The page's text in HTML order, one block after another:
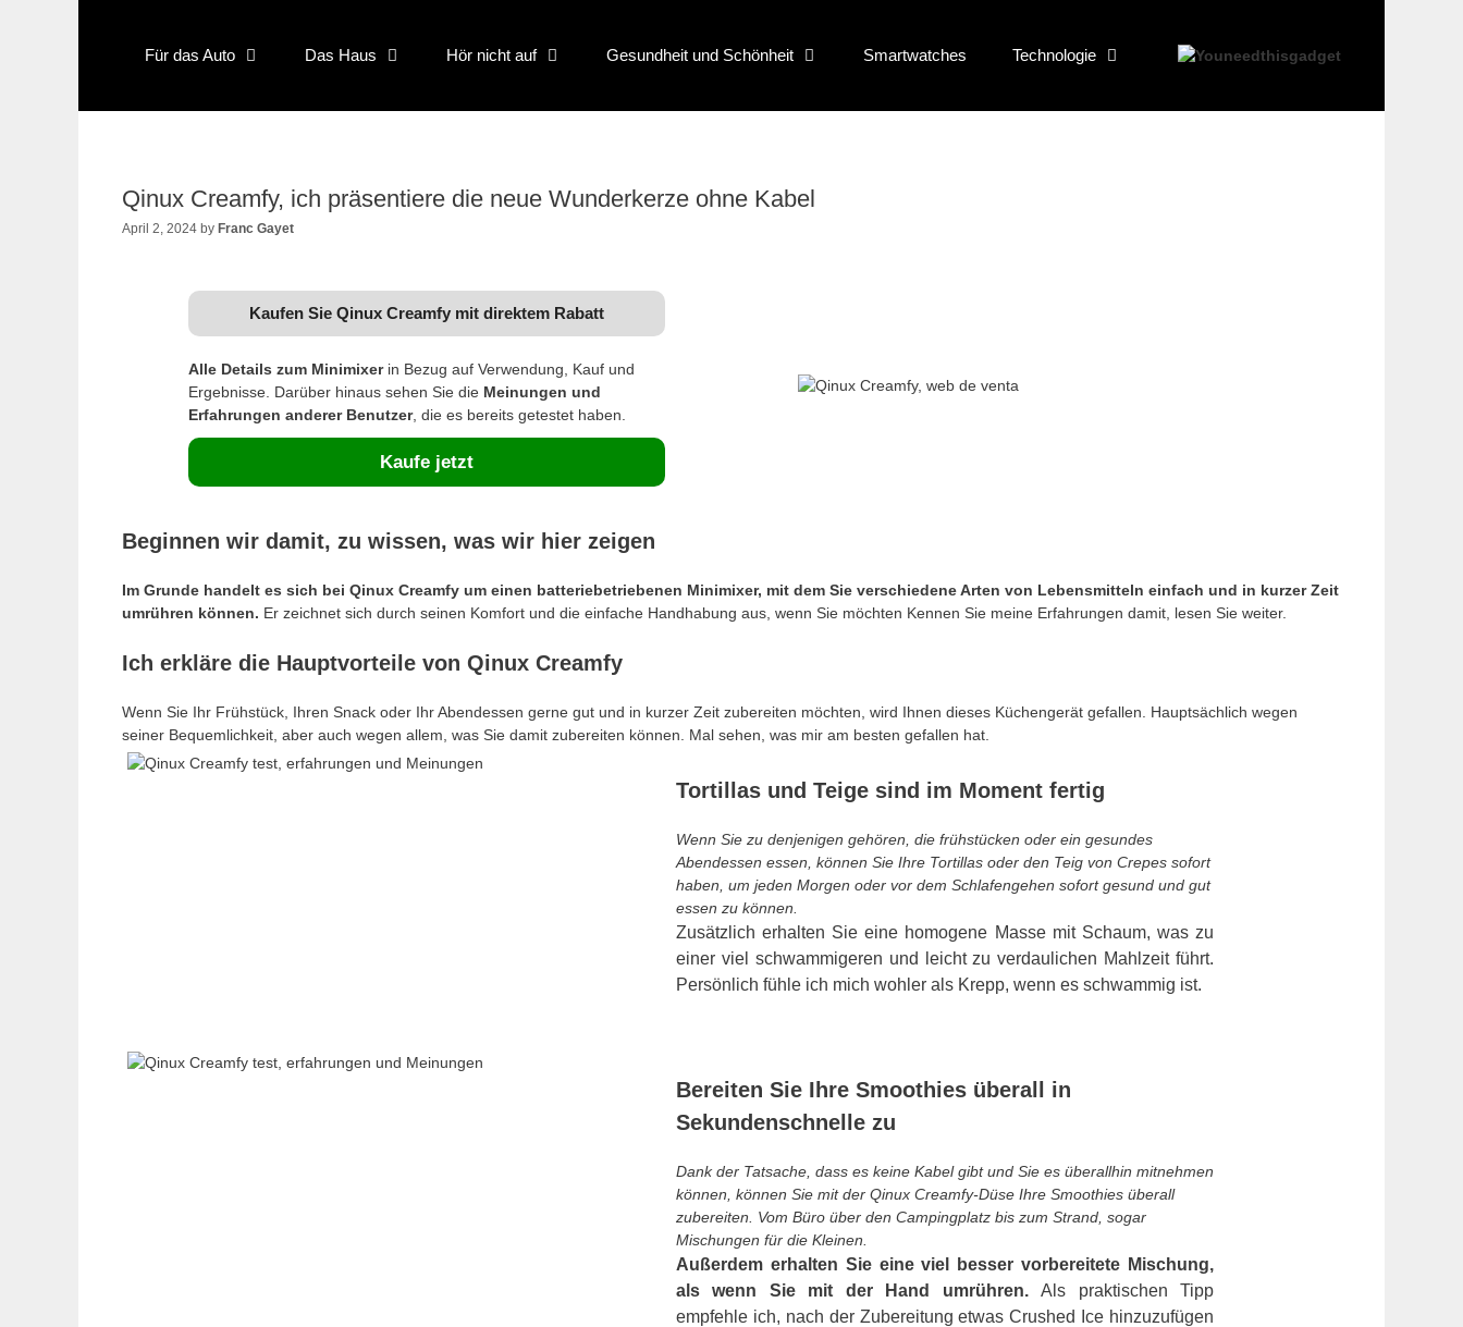
Für das Auto Das Haus Hör nicht auf Gesundheit und Schönheit Smartwatches Technologie
Qinux Creamfy, ich präsentiere die neue Wunderkerze ohne Kabel
April 2, 2024 by Franc Gayet
Kaufen Sie Qinux Creamfy mit direktem Rabatt
Alle Details zum Minimixerin Bezug auf Verwendung, Kauf und
Ergebnisse. Darüber hinaus sehen Sie die Meinungen und
Erfahrungen anderer Benutzer, die es bereits getestet haben.
Kaufe jetzt
Beginnen wir damit, zu wissen, was wir hier zeigen
Im Grunde handelt es sich bei Qinux Creamfy um einen batteriebetriebenen Minimixer, mit dem Sie verschiedene Arten von Lebensmitteln einfach und in kurzer Zeit
umrühren können. Er zeichnet sich durch seinen Komfort und die einfache Handhabung aus, wenn Sie möchten Kennen Sie meine Erfahrungen damit, lesen Sie weiter.
Ich erkläre die Hauptvorteile von Qinux Creamfy
Wenn Sie Ihr Frühstück, Ihren Snack oder Ihr Abendessen gerne gut und in kurzer Zeit zubereiten möchten, wird Ihnen dieses Küchengerät gefallen. Hauptsächlich wegen
seiner Bequemlichkeit, aber auch wegen allem, was Sie damit zubereiten können. Mal sehen, was mir am besten gefallen hat.
Tortillas und Teige sind im Moment fertig
Wenn Sie zu denjenigen gehören, die frühstücken oder ein gesundes
Abendessen essen, können Sie Ihre Tortillas oder den Teig von Crepes sofort
haben, um jeden Morgen oder vor dem Schlafengehen sofort gesund und gut
essen zu können.
Zusätzlich erhalten Sie eine homogene Masse mit Schaum, was zu
einer viel schwammigeren und leicht zu verdaulichen Mahlzeit führt.
Persönlich fühle ich mich wohler als Krepp, wenn es schwammig ist.
Bereiten Sie Ihre Smoothies überall in
Sekundenschnelle zu
Dank der Tatsache, dass es keine Kabel gibt und Sie es überallhin mitnehmen
können, können Sie mit der Qinux Creamfy-Düse Ihre Smoothies überall
zubereiten. Vom Büro über den Campingplatz bis zum Strand, sogar
Mischungen für die Kleinen.
Außerdem erhalten Sie eine viel besser vorbereitete Mischung,
als wenn Sie mit der Hand umrühren.Als praktischen Tipp
empfehle ich, nach der Zubereitung etwas Crushed Ice hinzuzufügen